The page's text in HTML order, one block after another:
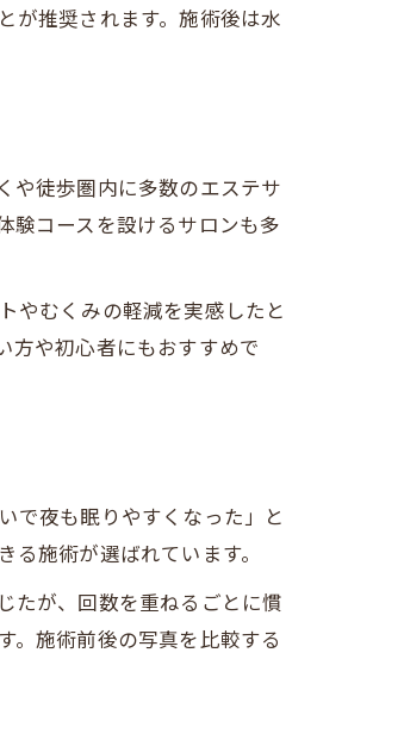
が推奨されます。施術後は水
や徒歩圏内に多数のエステサ
験コースを設けるサロンも多
やむくみの軽減を実感したと
方や初心者にもおすすめで
で夜も眠りやすくなった」と
施術が選ばれています。
たが、回数を重ねるごとに慣
。施術前後の写真を比較する